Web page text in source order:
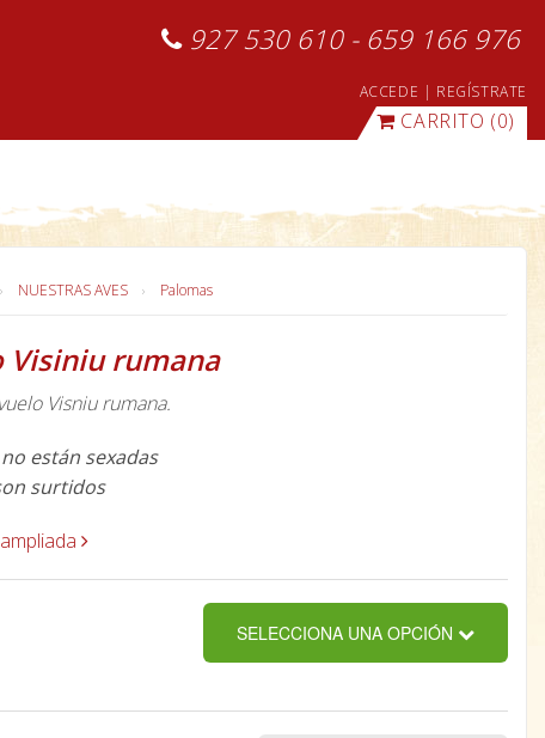
927 530 610 - 659 166 976
ACCEDE | REGÍSTRATE
CARRITO (0)
NUESTRAS AVES Palomas
Visiniu rumana
Visniu rumana.
están sexadas
surtidos
SELECCIONA UNA OPCIÓN